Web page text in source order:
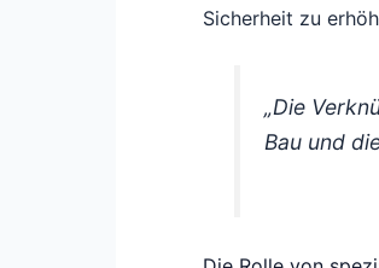
Sicherheit zu
„Die
Bau und